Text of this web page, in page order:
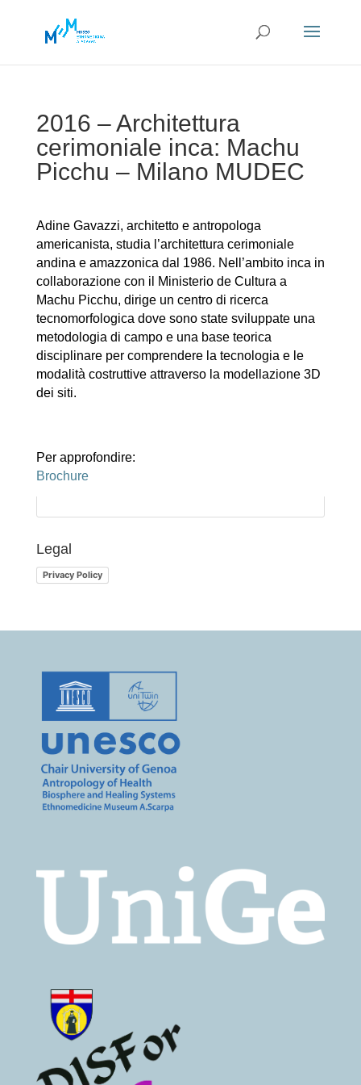
2016 – Architettura
cerimoniale inca: Machu
Picchu – Milano MUDEC
Adine Gavazzi, architetto e antropologa
americanista, studia l’architettura cerimoniale
andina e amazzonica dal 1986. Nell’ambito inca in
collaborazione con il Ministerio de Cultura a
Machu Picchu, dirige un centro di ricerca
tecnomorfologica dove sono state sviluppate una
metodologia di campo e una base teorica
disciplinare per comprendere la tecnologia e le
modalità costruttive attraverso la modellazione 3D
dei siti.
Per approfondire:
Brochure
Legal
Privacy Policy